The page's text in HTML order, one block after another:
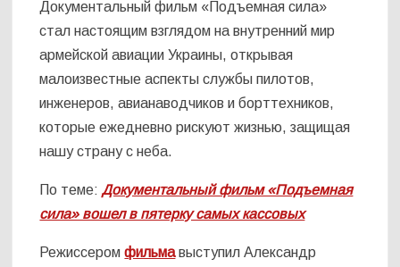
Документальный фильм «Подъемная сила»
стал настоящим взглядом на внутренний мир
армейской авиации Украины, открывая
малоизвестные аспекты службы пилотов,
инженеров, авианаводчиков и борттехников,
которые ежедневно рискуют жизнью, защищая
нашу страну с неба.
По теме:Документальный фильм «Подъемная
сила» вошел в пятерку самых кассовых
Режиссеромфильмавыступил Александр